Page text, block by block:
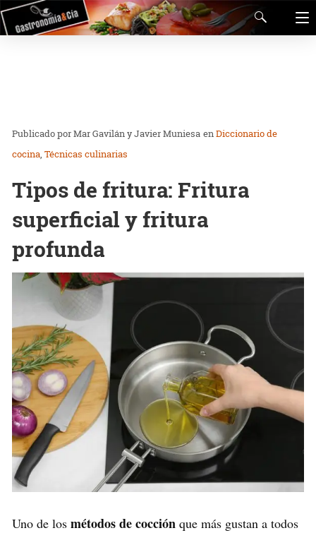
Mar Gavilán y Javier Muniesa enDiccionario de
cocina Técnicas culinarias
Tipos de fritura: Fritura
superficial y fritura
profunda
Uno de los métodos de cocción que más gustan a todos